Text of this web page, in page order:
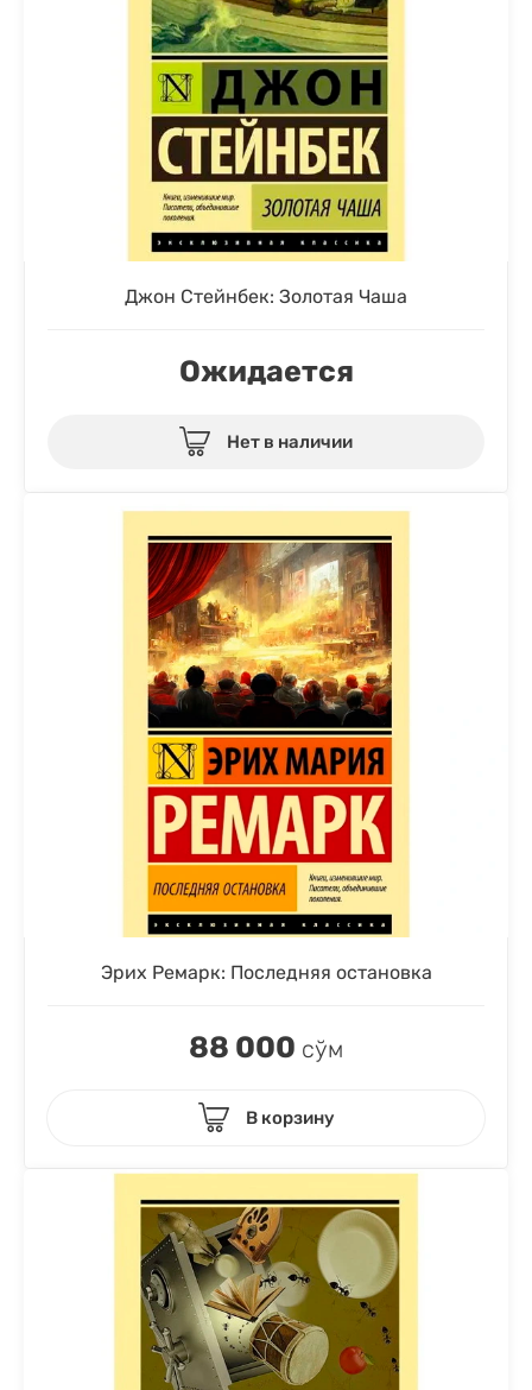
Джон Стейнбек: Золотая Чаша
Ожидается
Нет в наличии
Эрих Ремарк: Последняя остановка
88 000 сўм
В корзину